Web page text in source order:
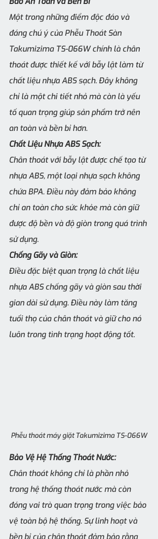
Một trong những điểm độc đáo và
đáng chú ý của Phễu Thoát Sàn
Takumizima TS-066W chính là chân
thoát được thiết kế với bẫy lật làm từ
chất liệu nhựa ABS sạch. Đây không
chỉ là một chi tiết nhỏ mà còn là yếu
tố quan trọng giúp sản phẩm trở nên
an toàn và bền bỉ hơn.
Chất Liệu Nhựa ABS Sạch:
Chân thoát với bẫy lật được chế tạo từ
nhựa ABS, một loại nhựa sạch không
chứa BPA. Điều này đảm bảo không
chỉ an toàn cho sức khỏe mà còn giữ
được độ bền và độ giòn trong quá trình
sử dụng.
Chống Gãy và Giòn:
Điều đặc biệt quan trọng là chất liệu
nhựa ABS chống gãy và giòn sau thời
gian dài sử dụng. Điều này làm tăng
tuổi thọ của chân thoát và giữ cho nó
luôn trong tình trạng hoạt động tốt.
Phễu thoát máy giặt Takumizima TS-066W
Bảo Vệ Hệ Thống Thoát Nước:
Chân thoát không chỉ là phần nhỏ
trong hệ thống thoát nước mà còn
đóng vai trò quan trọng trong việc bảo
vệ toàn bộ hệ thống. Sự linh hoạt và
bền bỉ của chân thoát đảm bảo rằng